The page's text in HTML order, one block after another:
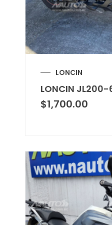
LONCIN
LONCIN
$1,700.00